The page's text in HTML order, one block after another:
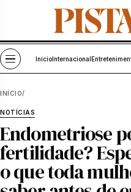
Pular para o conteúdo
Abrir menu
Início Internacional
INÍCIO/
NOTÍCIAS
Endometriose
fertilidade?
o que toda